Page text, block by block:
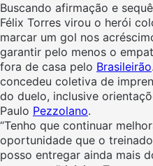
Buscando afirmação e
Félix Torres virou o herói
marcar um gol nos
garantir pelo menos o
fora de casa pelo Brasileirão
concedeu coletiva de
do duelo, inclusive
Paulo Pezzolano.
“Tenho que continuar
oportunidade que o
posso entregar ainda mais